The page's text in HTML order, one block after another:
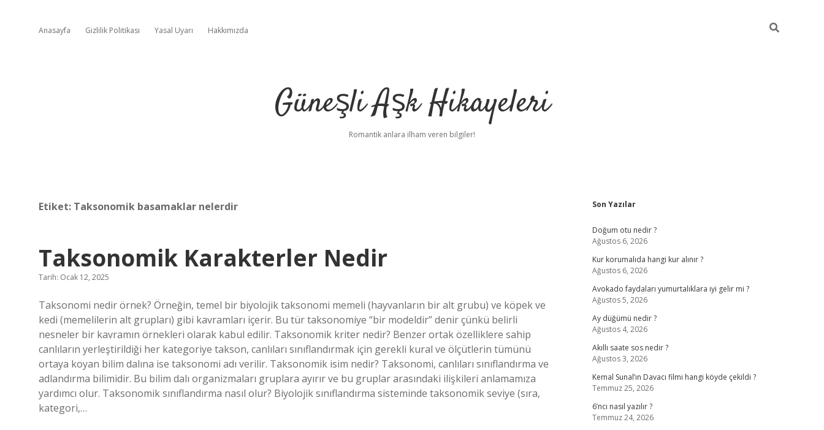
Anasayfa Gizlilik Politikası Yasal Uyarı Hakkımızda
Güneşli Aşk Hikayeleri
Romantik anlara ilham veren bilgiler!
Etiket: Taksonomik basamaklar nelerdir
Taksonomik Karakterler Nedir
Tarih: Ocak 12, 2025
Taksonomi nedir örnek? Örneğin, temel bir biyolojik taksonomi memeli (hayvanların bir alt grubu) ve köpek ve
kedi (memelilerin alt grupları) gibi kavramları içerir. Bu tür taksonomiye “bir modeldir” denir çünkü belirli
nesneler bir kavramın örnekleri olarak kabul edilir. Taksonomik kriter nedir? Benzer ortak özelliklere sahip
canlıların yerleştirildiği her kategoriye takson, canlıları sınıflandırmak için gerekli kural ve ölçütlerin tümünü
ortaya koyan bilim dalına ise taksonomi adı verilir. Taksonomik isim nedir? Taksonomi, canlıları sınıflandırma ve
adlandırma bilimidir. Bu bilim dalı organizmaları gruplara ayırır ve bu gruplar arasındaki ilişkileri anlamamıza
yardımcı olur. Taksonomik sınıflandırma nasıl olur? Biyolojik sınıflandırma sisteminde taksonomik seviye (sıra,
kategori,…
Sidebar
Son Yazılar
Doğum otu nedir ?
Ağustos 6, 2026
Kur korumalıda hangi kur alınır ?
Ağustos 6, 2026
Avokado faydaları yumurtalıklara iyi gelir mi ?
Ağustos 5, 2026
Ay düğümü nedir ?
Ağustos 4, 2026
Akıllı saate sos nedir ?
Ağustos 3, 2026
Kemal Sunal’ın Davacı filmi hangi köyde çekildi ?
Temmuz 25, 2026
6’ncı nasıl yazılır ?
Temmuz 24, 2026
betci